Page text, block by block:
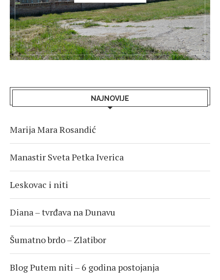
NAJNOVIJE
Marija Mara Rosandić
Manastir Sveta Petka Iverica
Leskovac i niti
Diana – tvrđava na Dunavu
Šumatno brdo – Zlatibor
Blog Putem niti – 6 godina postojanja